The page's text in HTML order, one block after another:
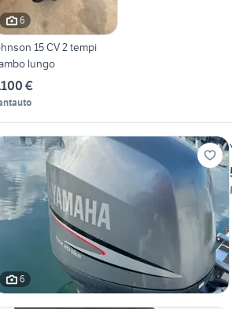
6
15 CV 2 tempi
lungo
€
6